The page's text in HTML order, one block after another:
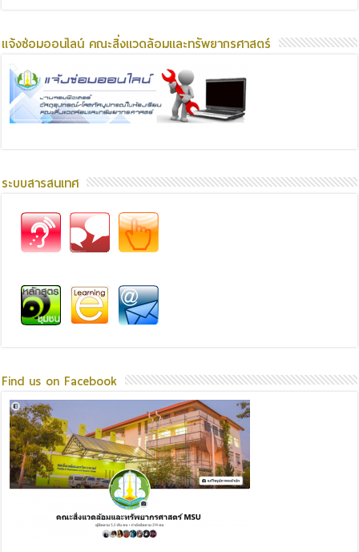
แจ้งซ่อมออนไลน์ คณะสิ่งแวดล้อมและทรัพยากรศาสตร์
ระบบสารสนเทศ
Find us on Facebook